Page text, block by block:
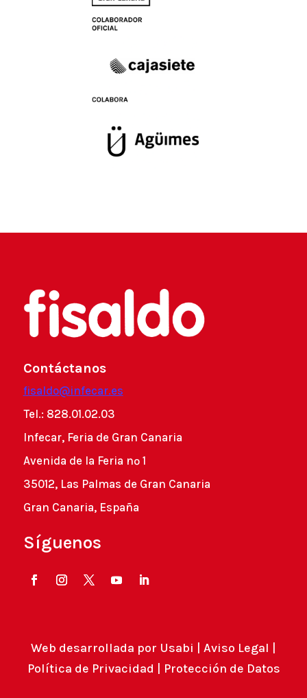
Contáctanos
fisaldo@infecar.es
Tel.: 828.01.02.03
Infecar, Feria de Gran Canaria
Avenida de la Feria nº 1
35012, Las Palmas de Gran Canaria
Gran Canaria, España
Síguenos
Web desarrollada por Usabi Aviso Legal
Política de Privacidad
Protección de Datos